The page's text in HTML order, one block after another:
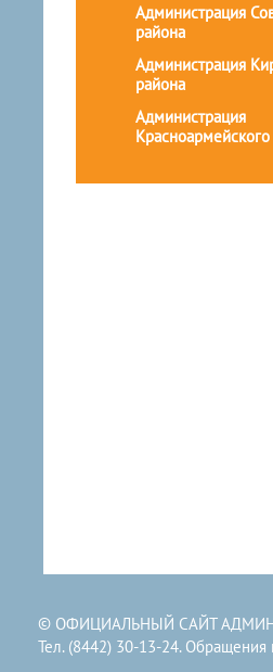
Администрация
района
Администрация
района
Администрация
© ОФИЦИАЛЬНЫЙ САЙТ
Тел. (8442) 30-13-24. Обращения